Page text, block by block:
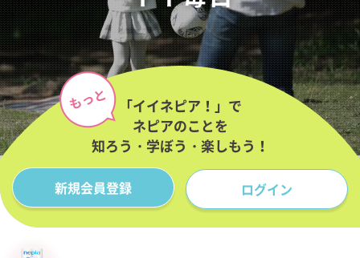
「イイネピア！」で
ネピアのことを
知ろう・学ぼう・楽しもう！
新規会員登録 ログイン